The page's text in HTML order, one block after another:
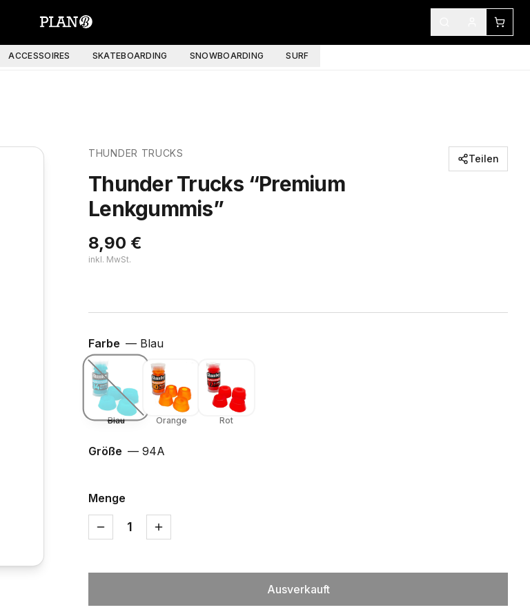
ACCESSOIRES SKATEBOARDING SNOWBOARDING SURF
THUNDER TRUCKS
Thunder Trucks “Premium
Lenkgummis”
8,90 €
inkl. MwSt.
Teilen
Farbe — Blau
Blau Orange Rot
Größe — 94A
Menge
1
Ausverkauft